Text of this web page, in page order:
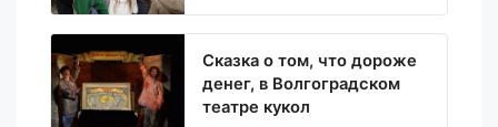
Сказка о том, что дороже
денег, в Волгоградском
театре кукол